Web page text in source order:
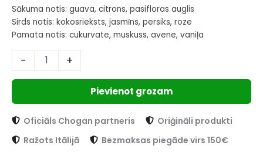
Sākuma notis: guava, citrons, pasifloras auglis
Sirds notis: kokosrieksts, jasmīns, persiks, roze
Pamata notis: cukurvate, muskuss, avene, vaniļa
- +
Pievienot grozam
Oficiāls Chogan partneris
Oriģināli produkti
Ražots Itālijā
Bezmaksas piegāde virs 150€